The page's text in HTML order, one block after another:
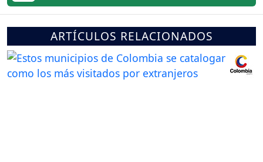
ARTÍCULOS RELACIONADOS